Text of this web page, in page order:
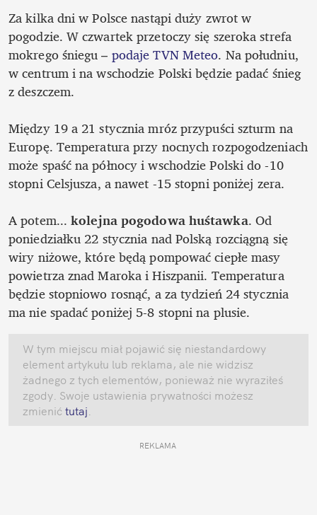
Za kilka dni w Polsce nastąpi duży zwrot w
pogodzie. W czwartek przetoczy się szeroka strefa
mokrego śniegu – podaje TVN Meteo. Na południu,
w centrum i na wschodzie Polski będzie padać śnieg
z deszczem.
Między 19 a 21 stycznia mróz przypuści szturm na
Europę. Temperatura przy nocnych rozpogodzeniach
może spaść na północy i wschodzie Polski do -10
stopni Celsjusza, a nawet -15 stopni poniżej zera.
A potem... kolejna pogodowa huśtawka. Od
poniedziałku 22 stycznia nad Polską rozciągną się
wiry niżowe, które będą pompować ciepłe masy
powietrza znad Maroka i Hiszpanii. Temperatura
będzie stopniowo rosnąć, a za tydzień 24 stycznia
ma nie spadać poniżej 5-8 stopni na plusie.
W tym miejscu miał pojawić się niestandardowy
element artykułu lub reklama, ale nie widzisz
żadnego z tych elementów, ponieważ nie wyraziłeś
zgody. Swoje ustawienia prywatności możesz
zmienić tutaj
REKLAMA